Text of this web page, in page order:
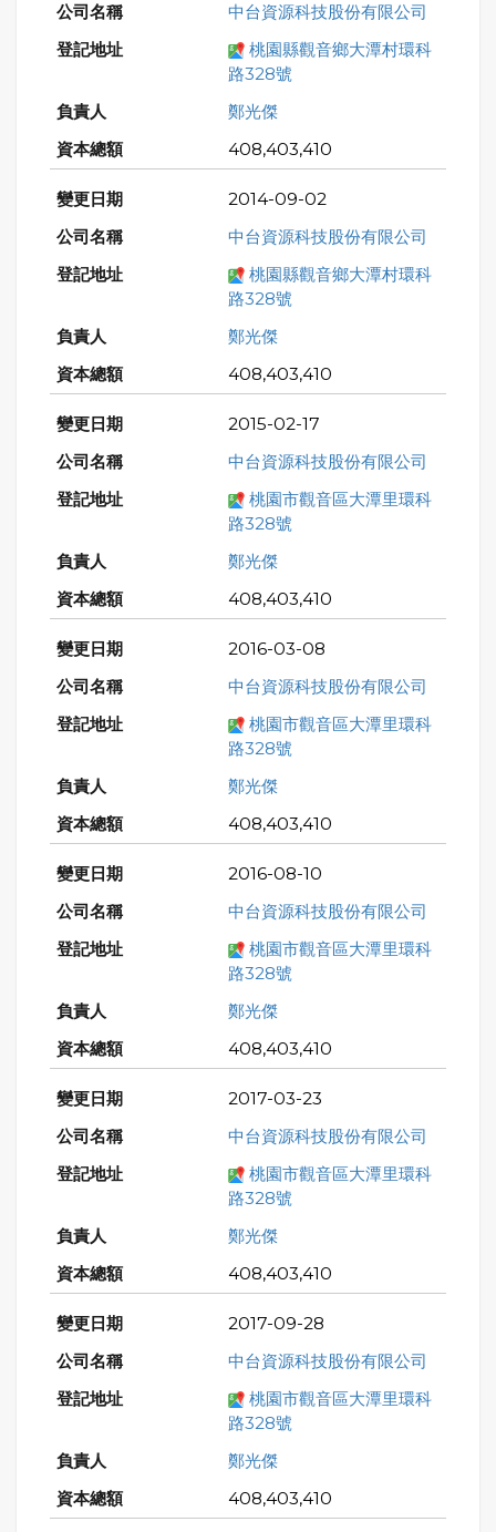
中台資源科技股份有限公司
桃園縣觀音鄉大潭村環科
路328號
鄭光傑
408,403,410
2014-09-02
中台資源科技股份有限公司
桃園縣觀音鄉大潭村環科
路328號
鄭光傑
408,403,410
2015-02-17
中台資源科技股份有限公司
桃園市觀音區大潭里環科
路328號
鄭光傑
408,403,410
2016-03-08
中台資源科技股份有限公司
桃園市觀音區大潭里環科
路328號
鄭光傑
408,403,410
2016-08-10
中台資源科技股份有限公司
桃園市觀音區大潭里環科
路328號
鄭光傑
408,403,410
2017-03-23
中台資源科技股份有限公司
桃園市觀音區大潭里環科
路328號
鄭光傑
408,403,410
2017-09-28
中台資源科技股份有限公司
桃園市觀音區大潭里環科
路328號
鄭光傑
408,403,410